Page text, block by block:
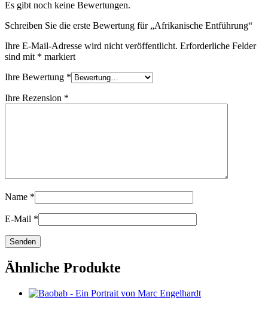
Es gibt noch keine Bewertungen.
Schreiben Sie die erste Bewertung für „Afrikanische Entführung“
Ihre E-Mail-Adresse wird nicht veröffentlicht. Erforderliche Felder
sind mit * markiert
Ihre Bewertung *
Ihre Rezension *
Name *
E-Mail *
Ähnliche Produkte